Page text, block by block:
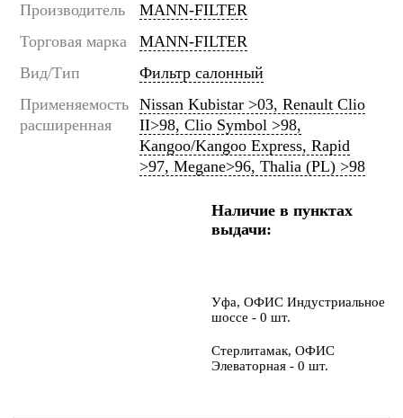
Производитель
MANN-FILTER
Торговая марка
MANN-FILTER
Вид/Тип
Фильтр салонный
Применяемость
расширенная
Nissan Kubistar >03, Renault Clio
II>98, Clio Symbol >98,
Kangoo/Kangoo Express, Rapid
>97, Megane>96, Thalia (PL) >98
Наличие в пунктах
выдачи:
Уфа, ОФИС Индустриальное
шоссе - 0 шт.
Стерлитамак, ОФИС
Элеваторная - 0 шт.